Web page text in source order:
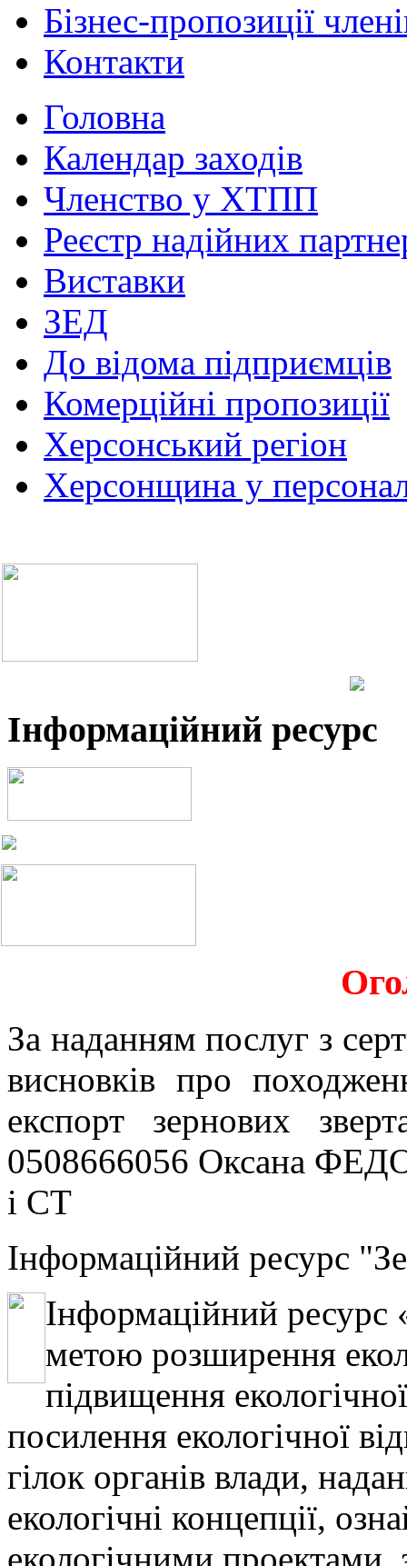
Бізнес-пропозиції
Контакти
Головна
Календар заходів
Членство у ХТПП
Реєстр надійних
Виставки
ЗЕД
До відома підприємців
Комерційні пропозиції
Херсонський регіон
Херсонщина у
Інформаційний ресурс
За наданням послуг з
висновків про
експорт зернових
0508666056 Оксана
і СТ
Інформаційний ресурс
Інформаційний ресурс
метою розширення
підвищення
посилення екологічної
гілок органів влади,
екологічні концепції,